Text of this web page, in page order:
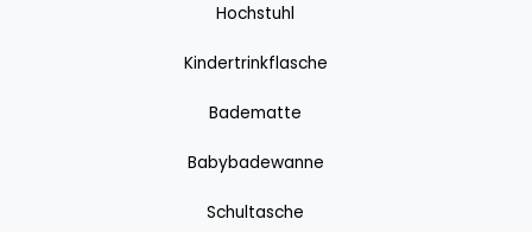
Hochstuhl
Kindertrinkflasche
Badematte
Babybadewanne
Schultasche